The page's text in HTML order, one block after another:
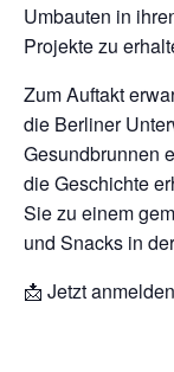
Umbauten in
Projekte zu
Zum Auftakt
die Berliner
Gesundbrunnen
die Geschichte
Sie zu einem
und Snacks in
📩 Jetzt